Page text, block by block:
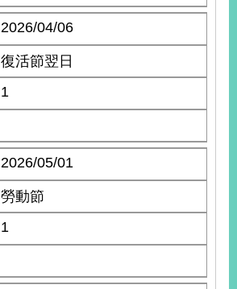
2026/04/06
復活節翌日
1
2026/05/01
勞動節
1